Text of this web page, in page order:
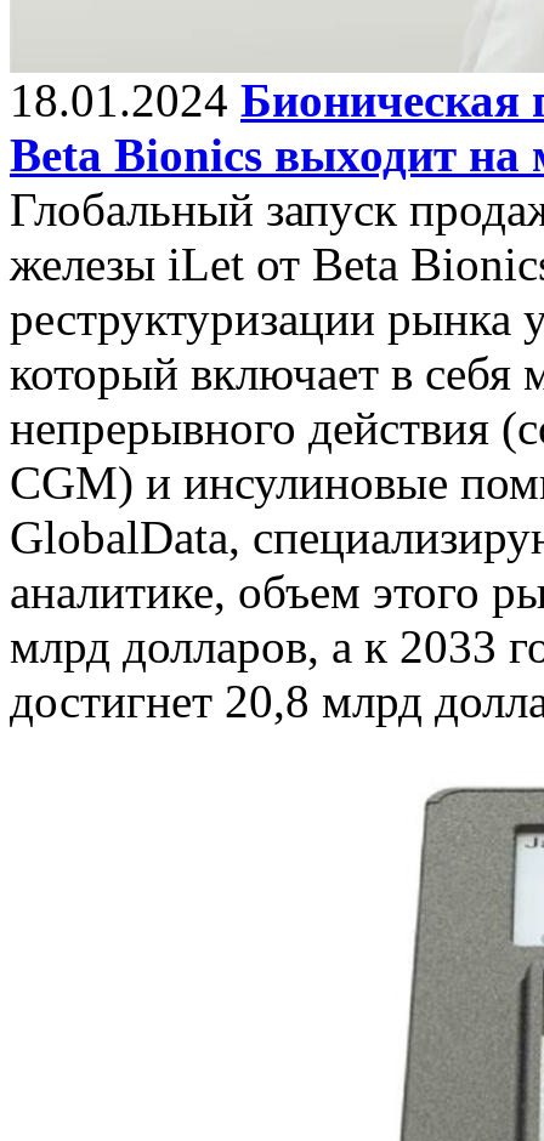
18.01.2024 Бионическая
Beta Bionics выходит
Глобальный запуск
железы iLet от Beta
реструктуризации рынка
который включает в
непрерывного действия
CGM) и инсулиновые
GlobalData,
аналитике, объем этого
млрд долларов, а к 2033
достигнет 20,8 млрд